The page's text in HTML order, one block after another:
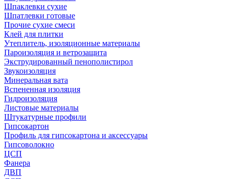
Шпаклевки сухие
Шпатлевки готовые
Прочие сухие смеси
Клей для плитки
Утеплитель, изоляционные материалы
Пароизоляция и ветрозащита
Экструдированный пенополистирол
Звукоизоляция
Минеральная вата
Вспененная изоляция
Гидроизоляция
Листовые материалы
Штукатурные профили
Гипсокартон
Профиль для гипсокартона и аксессуары
Гипсоволокно
ЦСП
Фанера
ДВП